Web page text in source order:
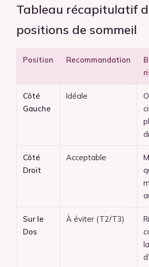
Tableau récapitulatif
positions de sommeil
Position Recommandation
Côté
Gauche
Idéale
Côté
Droit
Acceptable
Sur le
Dos
À éviter (T2/T3)